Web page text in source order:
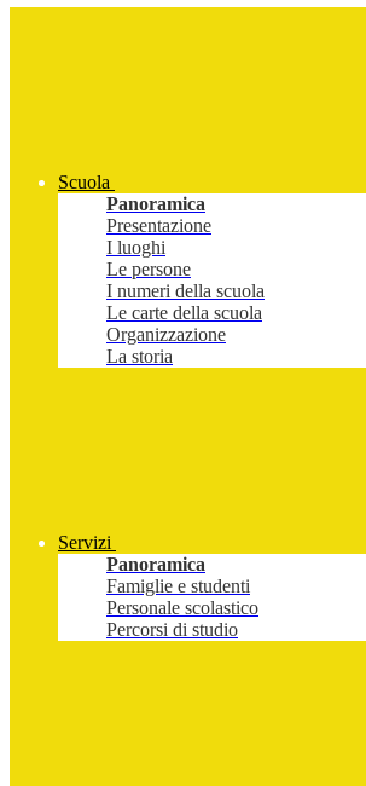
Scuola
Panoramica
Presentazione
I luoghi
Le persone
I numeri della scuola
Le carte della scuola
Organizzazione
La storia
Servizi
Panoramica
Famiglie e studenti
Personale scolastico
Percorsi di studio